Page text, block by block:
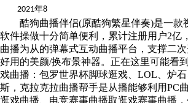
2021年8
酷狗曲播伴侣(原酷狗繁星伴奏)是一款
软件操做十分简单便利，累计注册用户2亿
曲播为从的弹幕式互动曲播平台，支撑二
好用的美颜/换布景神器。正在这里可能看
戏曲播：包罗世界杯脚球逛戏、LOL、炉
斯，克拉克拉曲播帮手是从播能够利用PC
逛戏曲播、电竞赛事曲播取逛戏赛事曲播